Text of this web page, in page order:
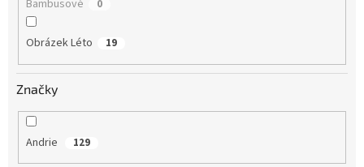
Bambusové 0
Obrázek Léto 19
Značky
Andrie 129